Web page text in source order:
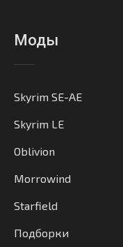
Моды
Skyrim SE-AE
Skyrim LE
Oblivion
Morrowind
Starfield
Подборки